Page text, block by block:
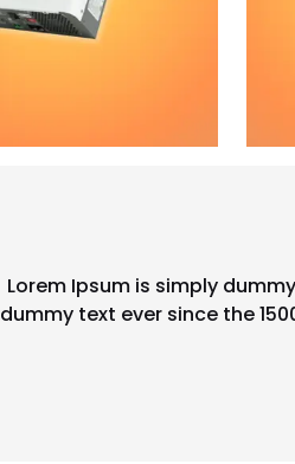
Lorem Ipsum is simply
dummy text ever since the